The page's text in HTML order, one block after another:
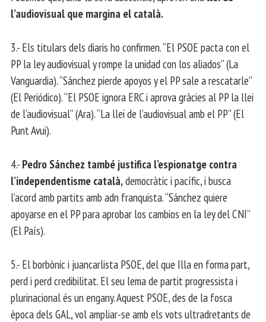
l’audiovisual que margina el català.
3.- Els titulars dels diaris ho confirmen. “El PSOE pacta con el
PP la ley audiovisual y rompe la unidad con los aliados” (La
Vanguardia). “Sánchez pierde apoyos y el PP sale a rescatarle”
(El Periódico). “El PSOE ignora ERC i aprova gràcies al PP la llei
de l’audiovisual” (Ara). “La llei de l’audiovisual amb el PP” (El
Punt Avui).
4.- Pedro Sánchez també justifica l’espionatge contra
l’independentisme català,democràtic i pacífic, i busca
l’acord amb partits amb adn franquista. “Sánchez quiere
apoyarse en el PP para aprobar los cambios en la ley del CNI”
(El País).
5.- El borbònic i juancarlista PSOE, del que Illa en forma part,
perd i perd credibilitat. El seu lema de partit progressista i
plurinacional és un engany. Aquest PSOE, des de la fosca
època dels GAL, vol ampliar-se amb els vots ultradretants de